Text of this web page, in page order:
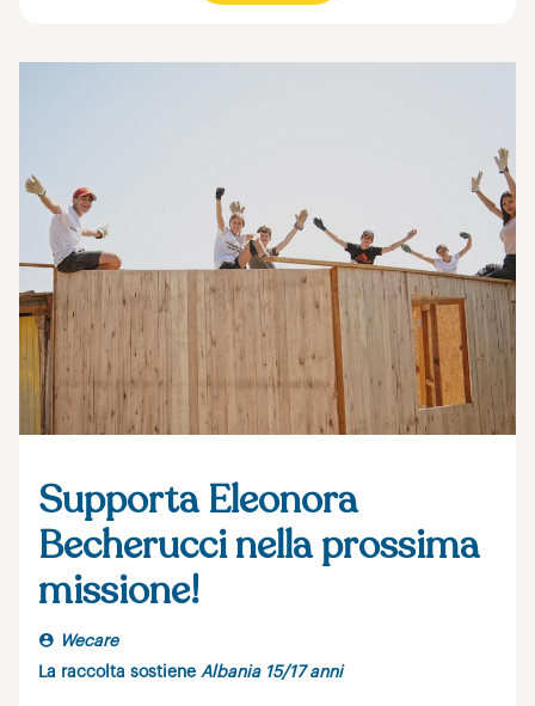
Supporta Eleonora
Becherucci nella prossima
missione!
Wecare
La raccolta sostiene Albania 15/17 anni